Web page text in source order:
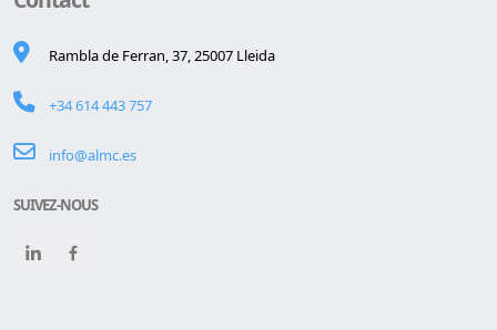
Rambla de Ferran, 37, 25007 Lleida
+34 614 443 757
info@almc.es
SUIVEZ-NOUS